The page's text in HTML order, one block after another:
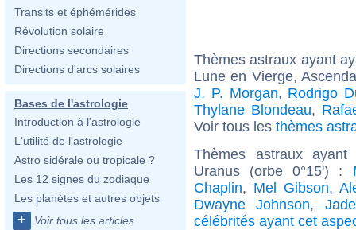
Transits et éphémérides
Révolution solaire
Directions secondaires
Directions d'arcs solaires
Bases de l'astrologie
Introduction à l'astrologie
L'utilité de l'astrologie
Astro sidérale ou tropicale ?
Les 12 signes du zodiaque
Les planètes et autres objets
+ Voir tous les articles
Thèmes astraux ayant
Lune en Vierge,
J. P. Morgan, Rodrigo
Thylane Blondeau,
Voir tous les thèmes
Thèmes astraux
Uranus (orbe 0°15') :
Chaplin, Mel Gibson,
Dwayne Johnson,
célébrités ayant cet